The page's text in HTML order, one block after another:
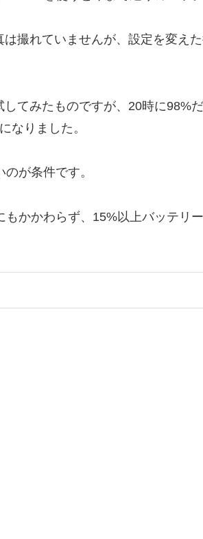
撮れていませんが、設定を変え
てみたものですが、20時に98%
なりました。
が条件です。
もかかわらず、15%以上バッテリ